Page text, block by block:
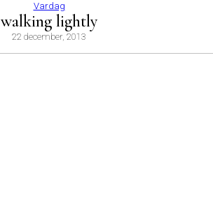
Vardag
walking lightly
22 december, 2013